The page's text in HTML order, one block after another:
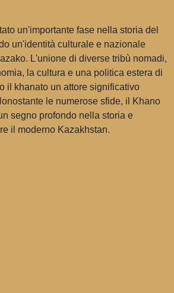
un'importante fase nella storia del
un'identità culturale e nazionale
L'unione di diverse tribù nomadi,
la cultura e una politica estera di
il khanato un attore significativo
le numerose sfide, il Khano
segno profondo nella storia e
il moderno Kazakhstan.